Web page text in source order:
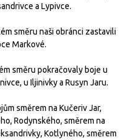
a Lypivce.
směru naši obránci zastavili
Markové.
směru pokračovaly boje u
u Iljinivky a Rusyn Jaru.
směrem na Kučeriv Jar,
Rodynského, směrem na
Kotlyného, směrem